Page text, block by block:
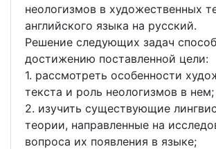
неологизмов в художественных
английского языка на русский.
Решение следующих задач
достижению поставленной цели:
1. рассмотреть особенности
текста и роль неологизмов в нем;
2. изучить существующие
теории, направленные на
вопроса их появления в языке;